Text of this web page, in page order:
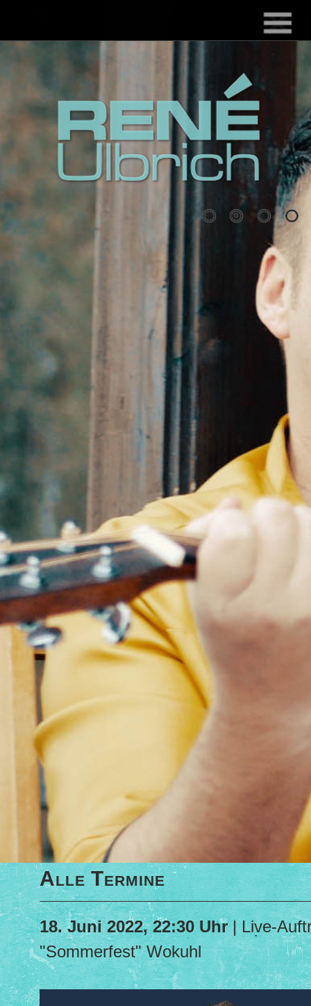
Alle Termine
18. Juni 2022, 22:30 Uhr| Live-
"Sommerfest" Wokuhl